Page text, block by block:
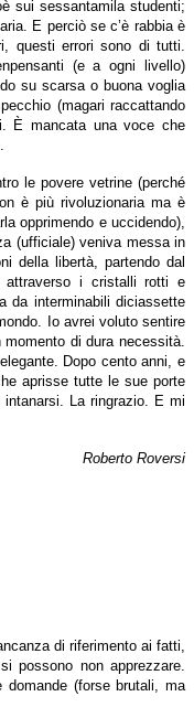
sui sessantamila studenti;
E perciò se c’è rabbia è
questi errori sono di tutti.
(e a ogni livello)
su scarsa o buona voglia
(magari raccattando
È mancata una voce che
le povere vetrine (perché
è più rivoluzionaria ma è
opprimendo e uccidendo),
(ufficiale) veniva messa in
della libertà, partendo dal
attraverso i cristalli rotti e
da interminabili diciassette
Io avrei voluto sentire
di dura necessità.
Dopo cento anni, e
aprisse tutte le sue porte
La ringrazio. E mi
Roberto Roversi
di riferimento ai fatti,
possono non apprezzare.
(forse brutali, ma